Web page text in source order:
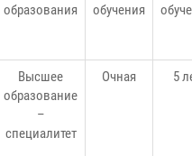
образования
обучения
Высшее
образование
–
специалитет
Очная 5